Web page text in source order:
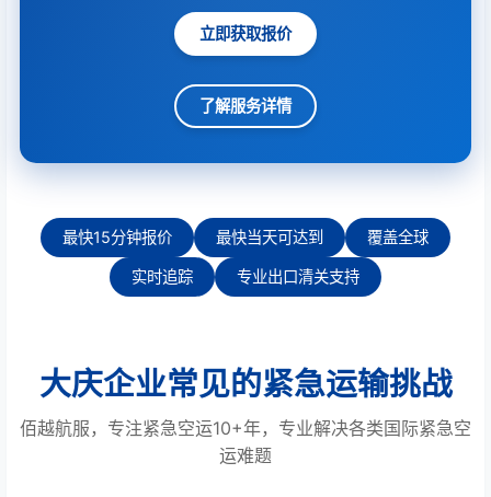
立即获取报价
了解服务详情
最快15分钟报价 最快当天可达到 覆盖全球
实时追踪 专业出口清关支持
大庆企业常见的紧急运输挑战
佰越航服，专注紧急空运10+年，专业解决各类国际紧急空
运难题